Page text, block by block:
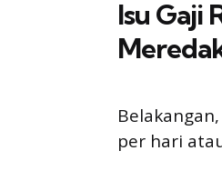
Isu Gaji
per hari